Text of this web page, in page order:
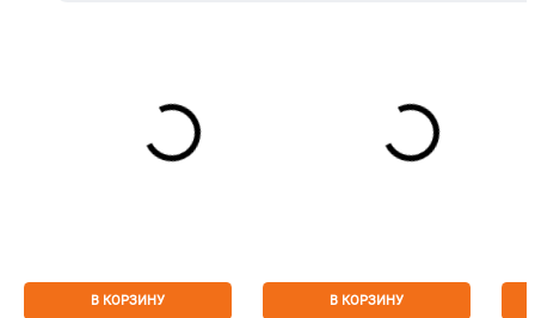
В КОРЗИНУ В КОРЗИНУ